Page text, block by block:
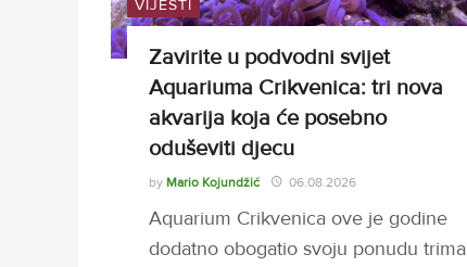
VIJESTI
Zavirite u podvodni svijet
Aquariuma Crikvenica: tri nova
akvarija koja će posebno
oduševiti djecu
by Mario Kojundžić 06.08.2026
Aquarium Crikvenica ove je godine
dodatno obogatio svoju ponudu trima